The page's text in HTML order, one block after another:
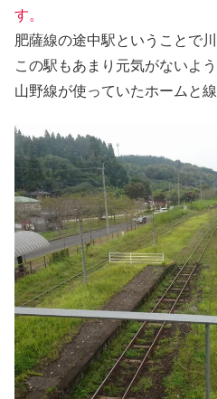
す。
肥薩線の途中駅ということで
この駅もあまり元気がないよ
山野線が使っていたホームと